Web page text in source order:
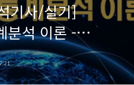
기사/실기]
분석 이론 -
형/수치형 데이터